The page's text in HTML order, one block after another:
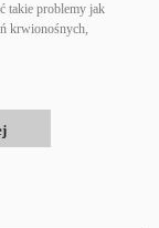
takie problemy jak
krwionośnych,